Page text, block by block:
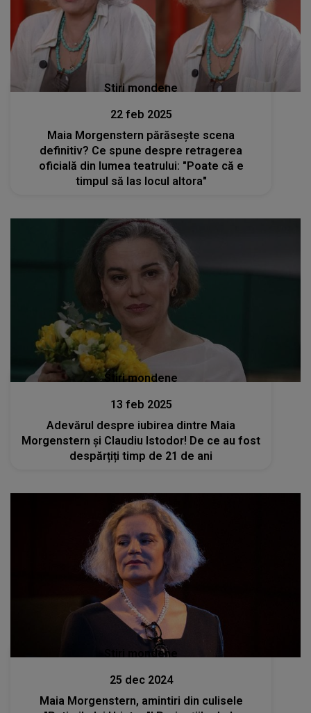
Stiri mondene
22 feb 2025
Maia Morgenstern părăsește scena
definitiv? Ce spune despre retragerea
oficială din lumea teatrului: "Poate că e
timpul să las locul altora"
Stiri mondene
13 feb 2025
Adevărul despre iubirea dintre Maia
Morgenstern și Claudiu Istodor! De ce au fost
despărțiți timp de 21 de ani
Stiri mondene
25 dec 2024
Maia Morgenstern, amintiri din culisele